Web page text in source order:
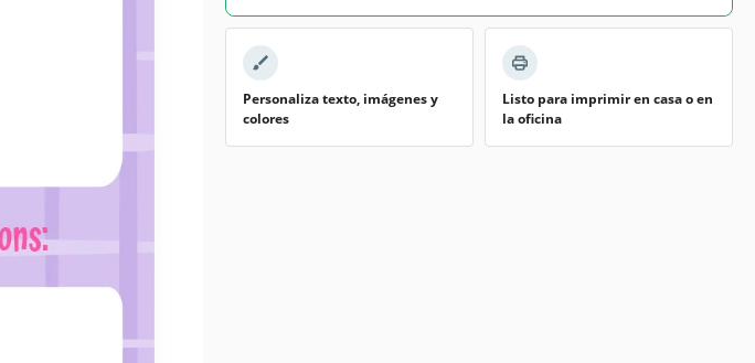
Personaliza texto, imágenes y
colores
Listo para imprimir en casa o en
la oficina